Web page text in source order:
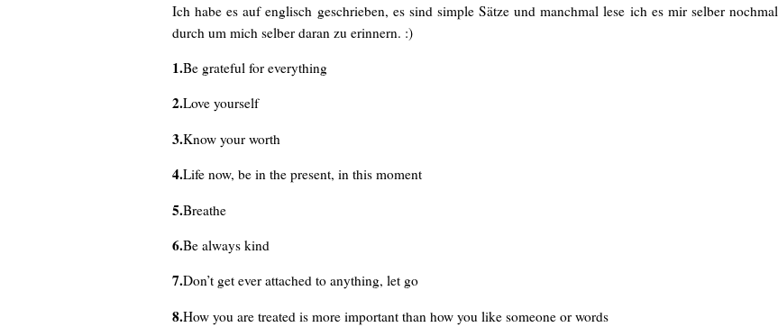
Ich habe es auf englisch geschrieben, es sind simple Sätze und manchmal lese ich es mir selber nochmal
durch um mich selber daran zu erinnern. :)
1.Be grateful for everything
2.Love yourself
3.Know your worth
4.Life now, be in the present, in this moment
5.Breathe
6.Be always kind
7.Don’t get ever attached to anything, let go
8.How you are treated is more important than how you like someone or words